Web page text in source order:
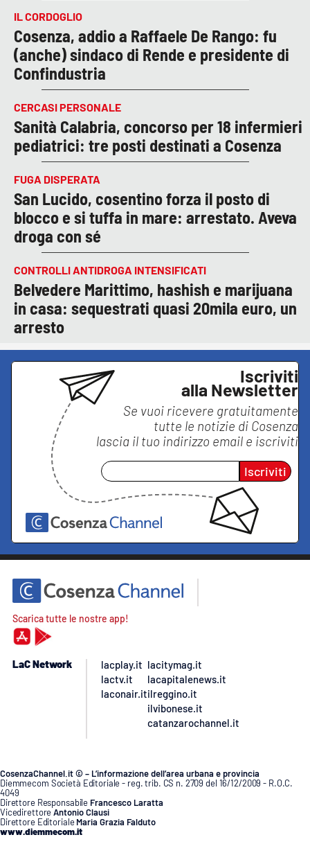
IL CORDOGLIO
Cosenza, addio a Raffaele De Rango: fu
(anche) sindaco di Rende e presidente di
Confindustria
CERCASI PERSONALE
Sanità Calabria, concorso per 18 infermieri
pediatrici: tre posti destinati a Cosenza
FUGA DISPERATA
San Lucido, cosentino forza il posto di
blocco e si tuffa in mare: arrestato. Aveva
droga con sé
CONTROLLI ANTIDROGA INTENSIFICATI
Belvedere Marittimo, hashish e marijuana
in casa: sequestrati quasi 20mila euro, un
arresto
Iscriviti
alla Newsletter
Se vuoi ricevere gratuitamente
tutte le notizie di Cosenza
lascia il tuo indirizzo email e iscriviti
Iscriviti
Scarica tutte le nostre app!
LaC Network
lacplay.it
lactv.it
laconair.it
lacitymag.it
lacapitalenews.it
ilreggino.it
ilvibonese.it
catanzarochannel.it
CosenzaChannel.it © – L’informazione dell’area urbana e provincia
Diemmecom Società Editoriale - reg. trib. CS n. 2709 del 16/12/2009 - R.O.C.
4049
Direttore Responsabile Francesco Laratta
VicedirettoreAntonio Clausi
Direttore Editoriale Maria Grazia Falduto
www.diemmecom.it